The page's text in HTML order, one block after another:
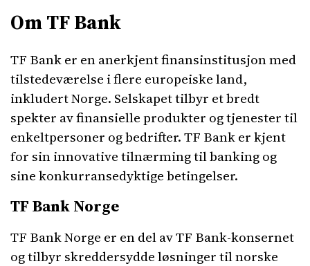
Om TF Bank
TF Bank er en anerkjent finansinstitusjon med
tilstedeværelse i flere europeiske land,
inkludert Norge. Selskapet tilbyr et bredt
spekter av finansielle produkter og tjenester til
enkeltpersoner og bedrifter. TF Bank er kjent
for sin innovative tilnærming til banking og
sine konkurransedyktige betingelser.
TF Bank Norge
TF Bank Norge er en del av TF Bank-konsernet
og tilbyr skreddersydde løsninger til norske